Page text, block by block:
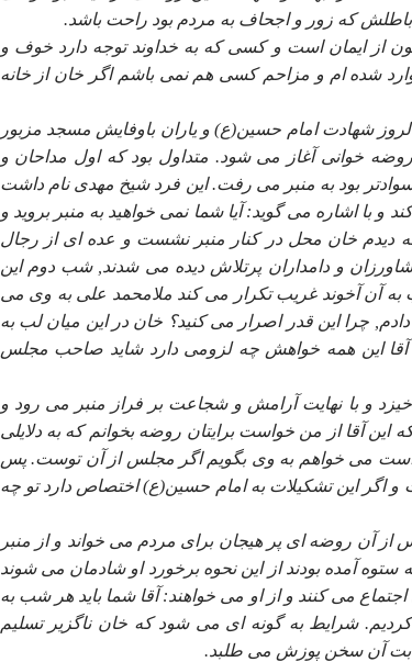
باطلش كه زور و اجحاف به مردم بود راحت باشد.
از ايمان است و كسى كه به خداوند توجه دارد خوف و
شده ام و مزاحم كسى هم نمى باشم اگر خان از خانه
شهادت امام حسين(ع) و ياران باوفايش مسجد مزبور
خوانى آغاز مى شود. متداول بود كه اول مداحان و
بود به منبر مى رفت. اين فرد شيخ مهدى نام داشت
اشاره مى گويد: آيا شما نمى خواهيد به منبر برويد و
ديدم خان محل در كنار منبر نشست و عده اى از رجال
و دامداران پرتلاش ديده مى شدند, شب دوم اين
آن آخوند غريب تكرار مى كند ملامحمد على به وى مى
چرا اين قدر اصرار مى كنيد؟ خان در اين ميان لب به
اين همه خواهش چه لزومى دارد شايد صاحب مجلس
و با نهايت آرامش و شجاعت بر فراز منبر مى رود و
آقا از من خواست برايتان روضه بخوانم كه به دلايلى
است مى خواهم به وى بگويم اگر مجلس از آن توست. پس
اگر اين تشكيلات به امام حسين(ع) اختصاص دارد تو چه
آن روضه اى پر هيجان براى مردم مى خواند و از منبر
آمده بودند از اين نحوه برخورد او شادمان مى شوند
مى كنند و از او مى خواهند: آقا شما بايد هر شب به
شرايط به گونه اى مى شود كه خان ناگزير تسليم
بابت آن سخن پوزش مى طلبد.